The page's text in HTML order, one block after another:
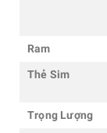
Ram
Thẻ Sim
Trọng Lượng